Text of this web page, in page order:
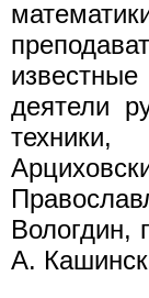
деятели
Вологдин,
А.